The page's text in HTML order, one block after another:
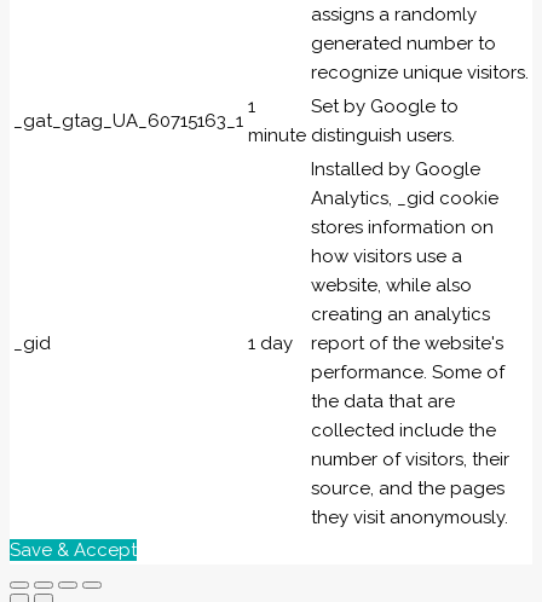
assigns a randomly
generated number to
recognize unique visitors.
_gat_gtag_UA_60715163_1
1
minute
Set by Google to
distinguish users.
_gid 1 day
Installed by Google
Analytics, _gid cookie
stores information on
how visitors use a
website, while also
creating an analytics
report of the website's
performance. Some of
the data that are
collected include the
number of visitors, their
source, and the pages
they visit anonymously.
Save & Accept